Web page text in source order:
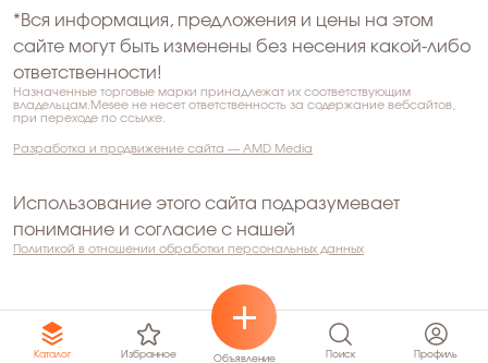
*Вся информация, предложения и цены на этом
сайте могут быть изменены без несения какой-либо
ответственности!
Назначенные торговые марки принадлежат их соответствующим
владельцам.Mesee не несет ответственность за содержание вебсайтов,
при переходе по ссылке.
Разработка и продвижение сайта — AMD Media
Использование этого сайта подразумевает
понимание и согласие с нашей
Политикой в отношении обработки персональных данных
Каталог Избранное Объявление Поиск Профиль